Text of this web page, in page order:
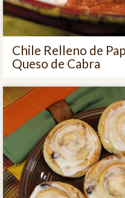
Chile Relleno de
Queso de Cabra